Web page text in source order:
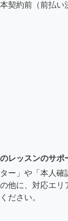
契約前（前払
レッスンのサポ
ター」や「本人
他に、対応エ
ださい。